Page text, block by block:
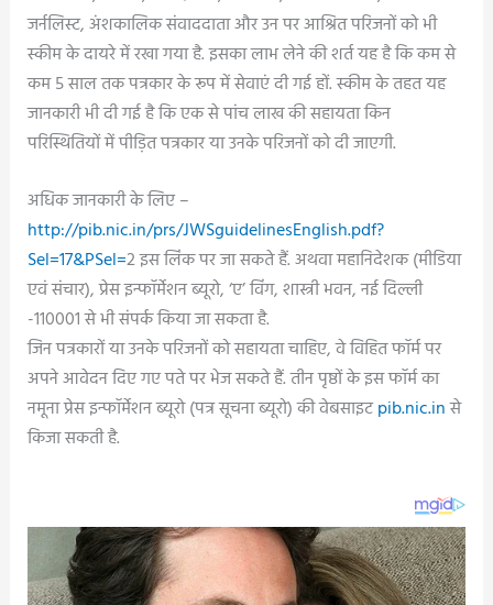
जर्नलिस्ट, अंशकालिक संवाददाता और उन पर आश्रित परिजनों को भी
स्कीम के दायरे में रखा गया है. इसका लाभ लेने की शर्त यह है कि कम से
कम 5 साल तक पत्रकार के रूप में सेवाएं दी गई हों. स्कीम के तहत यह
जानकारी भी दी गई है कि एक से पांच लाख की सहायता किन
परिस्थितियों में पीड़ित पत्रकार या उनके परिजनों को दी जाएगी.
अधिक जानकारी के लिए –
http://pib.nic.in/prs/JWSguidelinesEnglish.pdf?
Sel=17&PSel=2 इस लिंक पर जा सकते हैं. अथवा महानिदेशक (मीडिया
एवं संचार), प्रेस इन्फॉर्मेशन ब्यूरो, ‘ए’ विंग, शास्त्री भवन, नई दिल्ली
-110001 से भी संपर्क किया जा सकता है.
जिन पत्रकारों या उनके परिजनों को सहायता चाहिए, वे विहित फॉर्म पर
अपने आवेदन दिए गए पते पर भेज सकते हैं. तीन पृष्ठों के इस फॉर्म का
नमूना प्रेस इन्फॉर्मेशन ब्यूरो (पत्र सूचना ब्यूरो) की वेबसाइटpib.nic.inसे
किजा सकती है.